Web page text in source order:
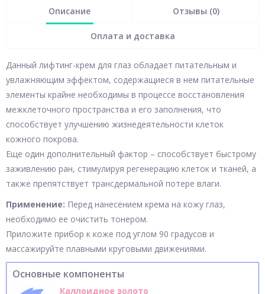
Описание Отзывы (0)
Оплата и доставка
Данный лифтинг-крем для глаз обладает питательным и
увлажняющим эффектом, содержащиеся в нем питательные
элементы крайне необходимы в процессе восстановления
межклеточного пространства и его заполнения, что
способствует улучшению жизнедеятельности клеток
кожного покрова.
Еще один дополнительный фактор – способствует быстрому
заживлению ран, стимулируя регенерацию клеток и тканей, а
также препятствует трансдермальной потере влаги.
Применение: Перед нанесением крема на кожу глаз,
необходимо ее очистить тонером.
Приложите прибор к коже под углом 90 градусов и
массажируйте плавными круговыми движениями.
Основные компоненты
Каллоидное золото